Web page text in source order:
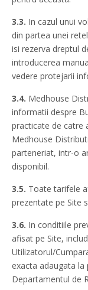
3.3. In cazul unui
din partea unei
isi rezerva dreptul
introducerea
vedere protejarii
3.4. Medhouse
informatii despre
practicate de catre
Medhouse
parteneriat, intr-o
disponibil.
3.5. Toate tarifele
prezentate pe Site
3.6. In conditiile
afisat pe Site,
Utilizatorul/
exacta adaugata
Departamentul de